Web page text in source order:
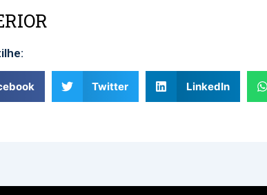
Twitter LinkedIn